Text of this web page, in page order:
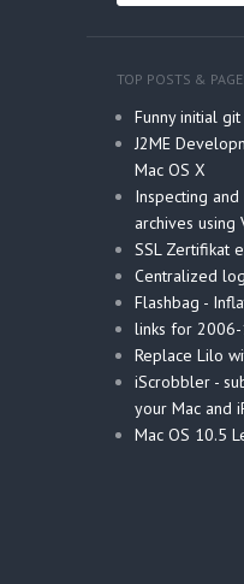
TOP POSTS &
Funny initial
J2ME
Mac OS X
Inspecting
archives using
SSL Zertifikat
Centralized
Flashbag -
links for
Replace Lilo
iScrobbler -
your Mac and
Mac OS 10.5